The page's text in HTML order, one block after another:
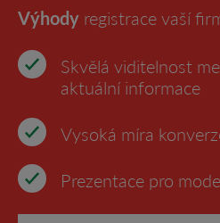
Výhody registrace vaší
Skvělá viditelnost
aktuální informace
Vysoká míra
Prezentace pro